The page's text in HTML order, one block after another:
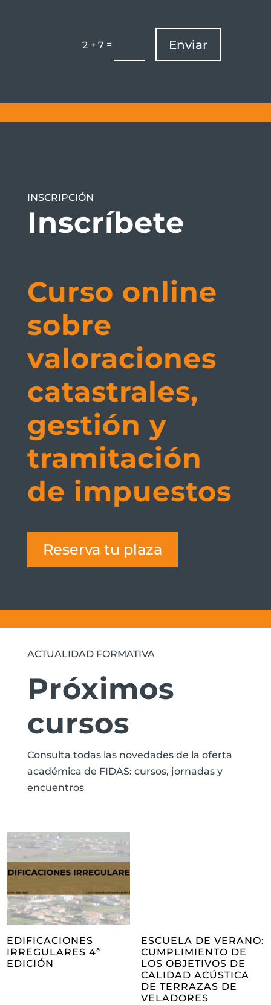
2 + 7 = Enviar
INSCRIPCIÓN
Inscríbete
Curso online
sobre
valoraciones
catastrales,
gestión y
tramitación
de impuestos
Reserva tu plaza
ACTUALIDAD FORMATIVA
Próximos
cursos
Consulta todas las novedades de la oferta
académica de FIDAS: cursos, jornadas y
encuentros
EDIFICACIONES
IRREGULARES 4ª
EDICIÓN
ESCUELA DE VERANO:
CUMPLIMIENTO DE
LOS OBJETIVOS DE
CALIDAD ACÚSTICA
DE TERRAZAS DE
VELADORES